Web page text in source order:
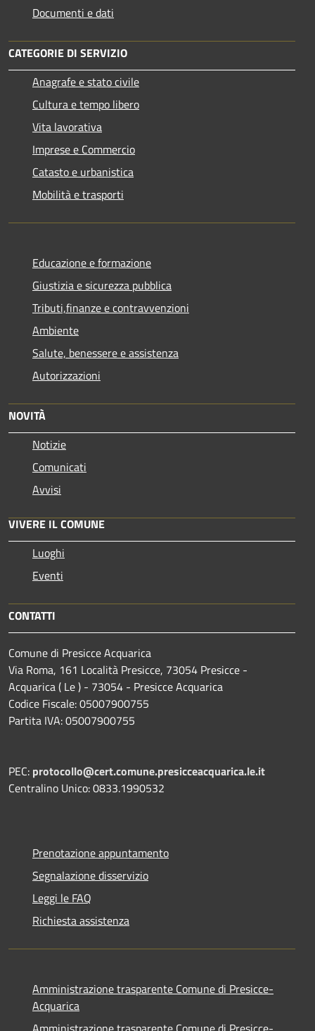
Documenti e dati
CATEGORIE DI SERVIZIO
Anagrafe e stato civile
Cultura e tempo libero
Vita lavorativa
Imprese e Commercio
Catasto e urbanistica
Mobilità e trasporti
Educazione e formazione
Giustizia e sicurezza pubblica
Tributi,finanze e contravvenzioni
Ambiente
Salute, benessere e assistenza
Autorizzazioni
NOVITÀ
Notizie
Comunicati
Avvisi
VIVERE IL COMUNE
Luoghi
Eventi
CONTATTI
Comune di Presicce Acquarica
Via Roma, 161 Località Presicce, 73054 Presicce -
Acquarica ( Le ) - 73054 - Presicce Acquarica
Codice Fiscale: 05007900755
Partita IVA: 05007900755
PEC: protocollo@cert.comune.presicceacquarica.le.it
Centralino Unico: 0833.1990532
Prenotazione appuntamento
Segnalazione disservizio
Leggi le FAQ
Richiesta assistenza
Amministrazione trasparente Comune di Presicce-
Acquarica